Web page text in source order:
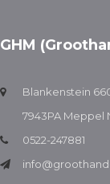
GHM
Blankenstein
7943PA Meppel
0522-247881